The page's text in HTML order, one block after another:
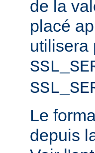
de la
placé
utilisera
Le
depuis